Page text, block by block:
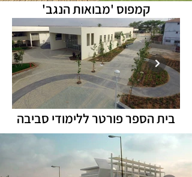
קמפוס 'מבואות הנגב'
בית הספר פורטר ללימודי סביבה